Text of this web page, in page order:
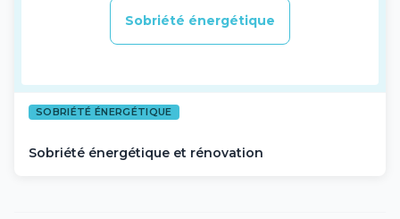
Sobriété énergétique
SOBRIÉTÉ ÉNERGÉTIQUE
Sobriété énergétique et rénovation